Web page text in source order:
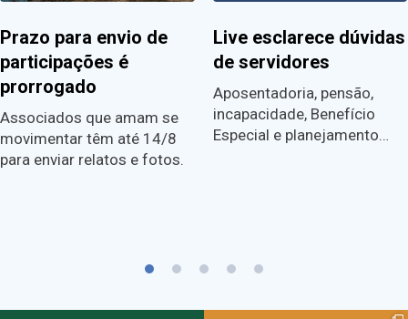
Prazo para envio de
participações é
prorrogado
Associados que amam se
movimentar têm até 14/8
para enviar relatos e fotos.
Live esclarece dúvidas
de servidores
Aposentadoria, pensão,
incapacidade, Benefício
Especial e planejamento…